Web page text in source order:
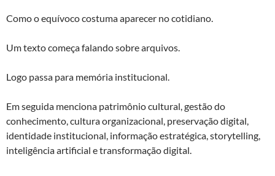
Como o equívoco costuma aparecer no cotidiano.
Um texto começa falando sobre arquivos.
Logo passa para memória institucional.
Em seguida menciona patrimônio cultural, gestão do
conhecimento, cultura organizacional, preservação digital,
identidade institucional, informação estratégica, storytelling,
inteligência artificial e transformação digital.